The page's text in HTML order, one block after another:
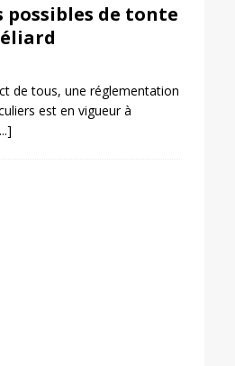
possibles de tonte
de tous, une réglementation
est en vigueur à